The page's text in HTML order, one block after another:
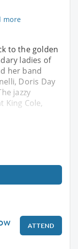
more
to the golden
ladies of
her band
Doris Day
jazzy
King Cole,
ATTEND